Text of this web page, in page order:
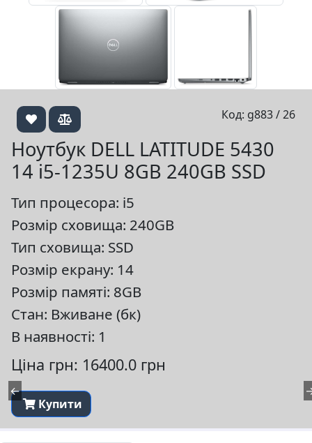
←
Код: g883 / 26
Ноутбук DELL LATITUDE 5430
14 i5-1235U 8GB 240GB SSD
Тип процесора: i5
Розмір сховища: 240GB
Тип сховища: SSD
Розмір екрану: 14
Розмір памяті: 8GB
Стан: Вживане (бк)
В наявності: 1
Ціна грн: 16400.0 грн
Купити